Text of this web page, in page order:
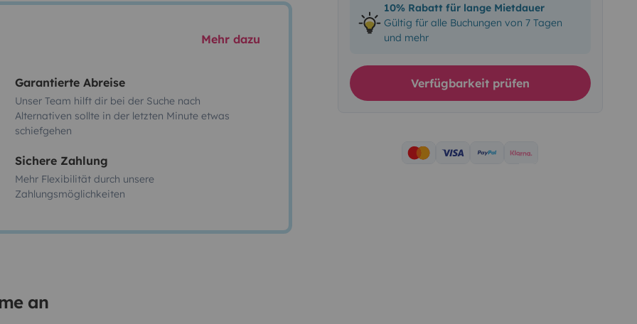
Mehr dazu
Garantierte Abreise
Unser Team hilft dir bei der Suche nach
Alternativen sollte in der letzten Minute etwas
schiefgehen
Sichere Zahlung
Mehr Flexibilität durch unsere
Zahlungsmöglichkeiten
an
10% Rabatt für lange Mietdauer
Gültig für alle Buchungen von 7 Tagen
und mehr
Verfügbarkeit prüfen